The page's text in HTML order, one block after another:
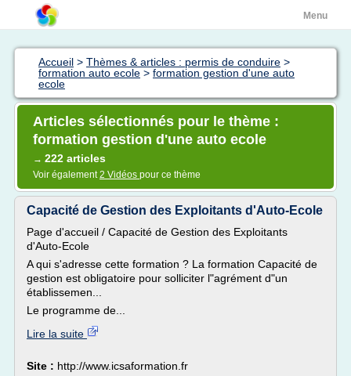
Menu
Accueil > Thèmes & articles : permis de conduire >
formation auto ecole > formation gestion d'une auto
ecole
Articles sélectionnés pour le thème :
formation gestion d'une auto ecole
→ 222 articles
Voir également2 Vidéos pour ce thème
Capacité de Gestion des Exploitants d'Auto-Ecole
Page d'accueil / Capacité de Gestion des Exploitants
d'Auto-Ecole
A qui s'adresse cette formation ? La formation Capacité de
gestion est obligatoire pour solliciter l"agrément d"un
établissemen...
Le programme de...
Lire la suite
Site : http://www.icsaformation.fr